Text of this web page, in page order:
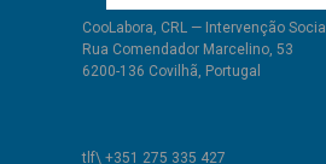
CooLabora, CRL — Intervenção Social
Rua Comendador Marcelino, 53
6200-136 Covilhã, Portugal
tlf\ +351 275 335 427